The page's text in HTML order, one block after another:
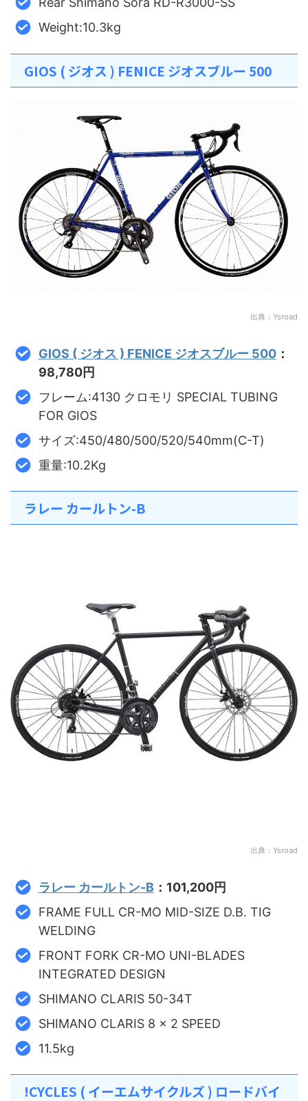
Weight:10.3kg
GIOS ( ジオス ) FENICE ジオスブルー 500
出典：Ysroad
GIOS ( ジオス ) FENICE ジオスブルー 500：
98,780円
フレーム:4130 クロモリ SPECIAL TUBING
FOR GIOS
サイズ:450/480/500/520/540mm(C-T)
重量:10.2Kg
ラレー カールトン-B
出典：Ysroad
ラレー カールトン-B：101,200円
FRAME FULL CR-MO MID-SIZE D.B. TIG
WELDING
FRONT FORK CR-MO UNI-BLADES
INTEGRATED DESIGN
SHIMANO CLARIS 50-34T
SHIMANO CLARIS 8 x 2 SPEED
11.5kg
!CYCLES ( イーエムサイクルズ ) ロードバイ